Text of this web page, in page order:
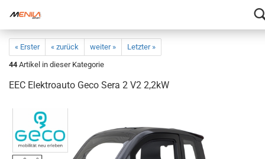
« Erster « zurück weiter »
Letzter »
44 Artikel in dieser Kategorie
EEC Elektroauto Geco Sera 2 V2 2,2kW